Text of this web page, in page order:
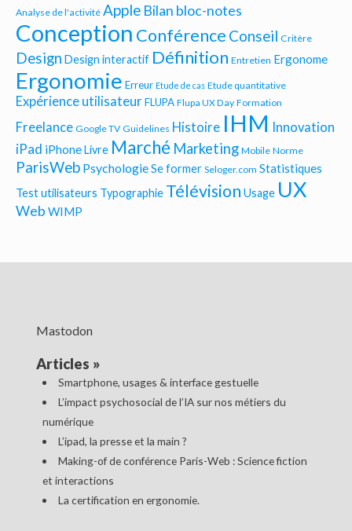
Analyse de l'activité Apple Bilan bloc-notes
Conception Conférence Conseil Critère
Design Design interactif Définition Entretien Ergonome
Ergonomie Erreur Etude de cas Etude quantitative
Expérience utilisateur FLUPA Flupa UX Day Formation
Freelance Google TV Guidelines Histoire IHM Innovation
iPad iPhoneLivre Marché Marketing Mobile Norme
ParisWeb PsychologieSe former Seloger.com Statistiques
Test utilisateurs Typographie Télévision Usage UX
Web WIMP
Mastodon
Articles »
Smartphone, usages & interface gestuelle
L’impact psychosocial de l’IA sur nos métiers du
numérique
L’ipad, la presse et la main ?
Making-of de conférence Paris-Web : Science fiction
et interactions
La certification en ergonomie.